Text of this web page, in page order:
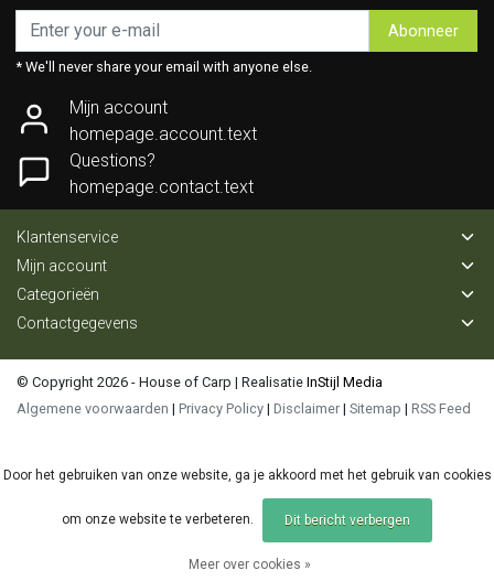
Abonneer
* We'll never share your email with anyone else.
Mijn account
homepage.account.text
Questions?
homepage.contact.text
Klantenservice
Mijn account
Categorieën
Contactgegevens
© Copyright 2026 - House of Carp | Realisatie InStijl Media
Algemene voorwaarden | Privacy Policy | Disclaimer | Sitemap | RSS Feed
Door het gebruiken van onze website, ga je akkoord met het gebruik van cookies
om onze website te verbeteren. Dit bericht verbergen
Meer over cookies »